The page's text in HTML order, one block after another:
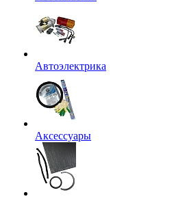
Автоэлектрика
Аксессуары